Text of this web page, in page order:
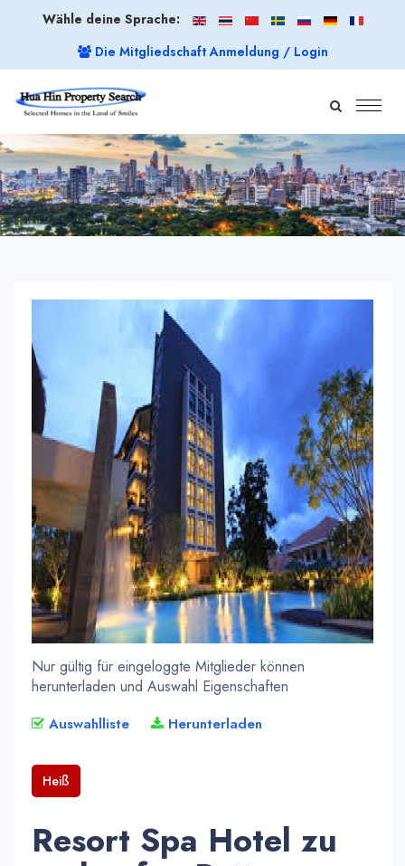
Wähle deine Sprache:
Die Mitgliedschaft Anmeldung / Login
Nur gültig für eingeloggte Mitglieder können
herunterladen und Auswahl Eigenschaften
Auswahlliste Herunterladen
Heiß
Resort Spa Hotel zu